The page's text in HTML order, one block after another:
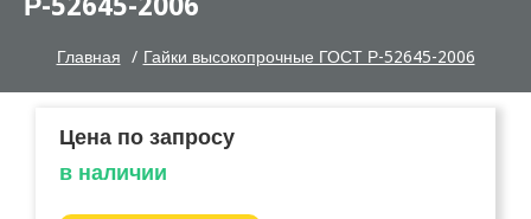
Р-52645-2006
Главная / Гайки высокопрочные ГОСТ Р-52645-2006
Цена по запросу
в наличии